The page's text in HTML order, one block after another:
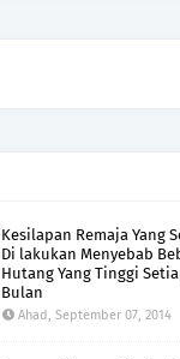
Kesilapan Remaja Yang
Di lakukan Menyebab
Hutang Yang Tinggi
Bulan
Ahad, September 07, 2014